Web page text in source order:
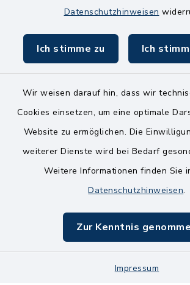
Datenschutzhinweisen
Ich stimme zu Ich
Wir weisen darauf hin, dass wir
Cookies einsetzen, um eine optimale
Website zu ermöglichen. Die
weiterer Dienste wird bei Bedarf
Weitere Informationen finden Sie
Datenschutzhinweisen.
Zur Kenntnis
Impressum
8.00-11.00 Uhr
Kontakt
Barrierefreiheit
Impressum
Sitemap